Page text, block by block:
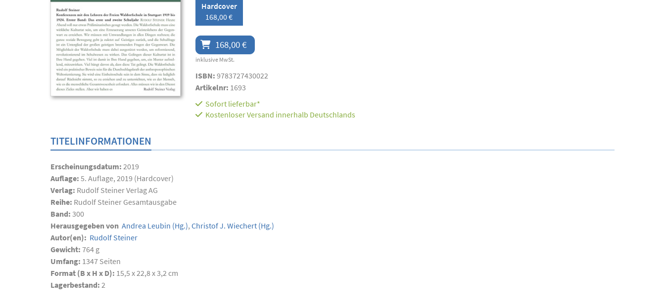
Hardcover
168,00 €
168,00 €
inklusive MwSt.
ISBN: 9783727430022
Artikelnr: 1693
Sofort lieferbar*
Kostenloser Versand innerhalb Deutschlands
TITELINFORMATIONEN
Erscheinungsdatum: 2019
Auflage: 5. Auflage, 2019 (Hardcover)
Verlag: Rudolf Steiner Verlag AG
Reihe: Rudolf Steiner Gesamtausgabe
Band: 300
Herausgegeben von Andrea Leubin (Hg.), Christof J. Wiechert (Hg.)
Autor(en): Rudolf Steiner
Gewicht: 764 g
Umfang: 1347 Seiten
Format (B x H x D): 15,5 x 22,8 x 3,2 cm
Lagerbestand: 2